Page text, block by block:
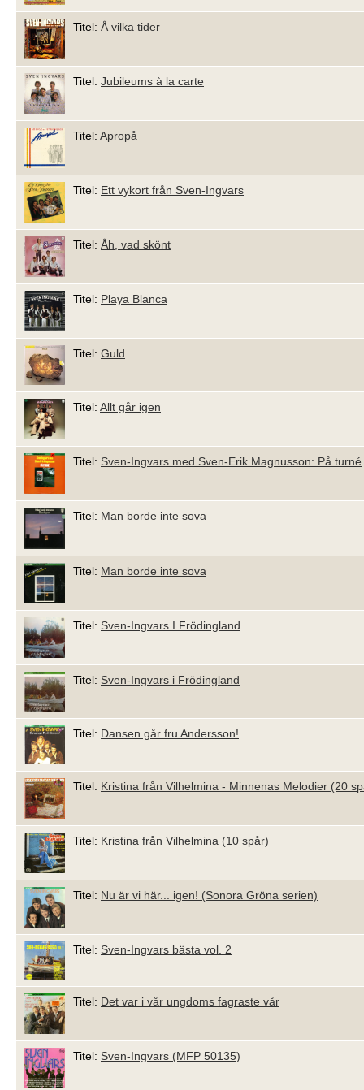
Titel: Å vilka tider
Titel: Jubileums à la carte
Titel: Apropå
Titel: Ett vykort från Sven-Ingvars
Titel: Åh, vad skönt
Titel: Playa Blanca
Titel: Guld
Titel: Allt går igen
Titel: Sven-Ingvars med Sven-Erik Magnusson: På turné
Titel: Man borde inte sova
Titel: Man borde inte sova
Titel: Sven-Ingvars I Frödingland
Titel: Sven-Ingvars i Frödingland
Titel: Dansen går fru Andersson!
Titel: Kristina från Vilhelmina - Minnenas Melodier (20
Titel: Kristina från Vilhelmina (10 spår)
Titel: Nu är vi här... igen! (Sonora Gröna serien)
Titel: Sven-Ingvars bästa vol. 2
Titel: Det var i vår ungdoms fagraste vår
Titel: Sven-Ingvars (MFP 50135)